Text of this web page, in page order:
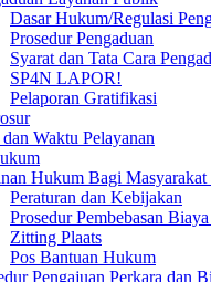
Dasar Hukum/Regulasi
Prosedur Pengaduan
Syarat dan Tata Cara
SP4N LAPOR!
Pelaporan Gratifikasi
Waktu Pelayanan
Hukum Bagi
Peraturan dan Kebijakan
Prosedur Pembebasan
Zitting Plaats
Pos Bantuan Hukum
Pengajuan Perkara dan